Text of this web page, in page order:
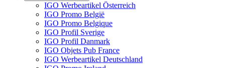
IGO Werbeartikel Österreich
IGO Promo België
IGO Promo Belgique
IGO Profil Sverige
IGO Profil Danmark
IGO Objets Pub France
IGO Werbeartikel Deutschland